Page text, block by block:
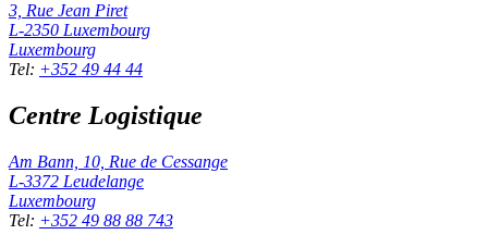
3, Rue Jean Piret
L-2350 Luxembourg
Luxembourg
Tel: +352 49 44 44
Centre Logistique
Am Bann, 10, Rue de Cessange
L-3372 Leudelange
Luxembourg
Tel: +352 49 88 88 743